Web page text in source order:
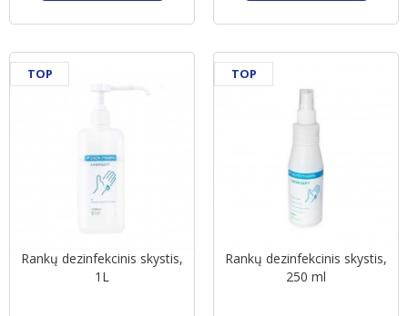
Rankų dezinfekcinis skystis,
1L
TOP
Rankų dezinfekcinis skystis,
250 ml
TOP